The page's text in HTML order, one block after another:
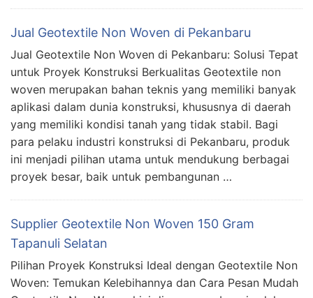
Jual Geotextile Non Woven di Pekanbaru
Jual Geotextile Non Woven di Pekanbaru: Solusi Tepat
untuk Proyek Konstruksi Berkualitas Geotextile non
woven merupakan bahan teknis yang memiliki banyak
aplikasi dalam dunia konstruksi, khususnya di daerah
yang memiliki kondisi tanah yang tidak stabil. Bagi
para pelaku industri konstruksi di Pekanbaru, produk
ini menjadi pilihan utama untuk mendukung berbagai
proyek besar, baik untuk pembangunan …
Supplier Geotextile Non Woven 150 Gram
Tapanuli Selatan
Pilihan Proyek Konstruksi Ideal dengan Geotextile Non
Woven: Temukan Kelebihannya dan Cara Pesan Mudah